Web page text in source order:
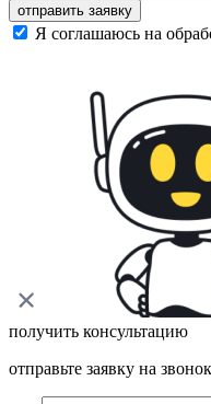
отправить заявку
Я соглашаюсь на
получить консультацию
отправьте заявку на